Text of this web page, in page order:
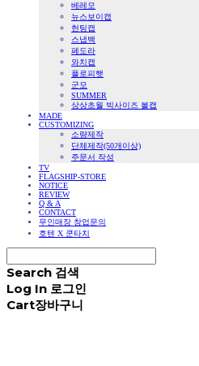
베레모
뉴스보이캡
헌팅캡
스냅백
페도라
와치캡
플로피햇
군모
SUMMER
상상초월 빅사이즈 볼캡
MADE
CUSTOMIZING
소량제작
단체제작(50개이상)
주문서 작성
TV
FLAGSHIP-STORE
NOTICE
REVIEW
Q & A
CONTACT
무인매장 창업문의
호텐 X 쿤타치
Search 검색
Log In 로그인
Cart장바구니